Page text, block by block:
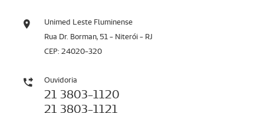
Unimed Leste Fluminense
Rua Dr. Borman, 51 - Niterói - RJ
CEP: 24020-320
Ouvidoria
21 3803-1120
21 3803-1121